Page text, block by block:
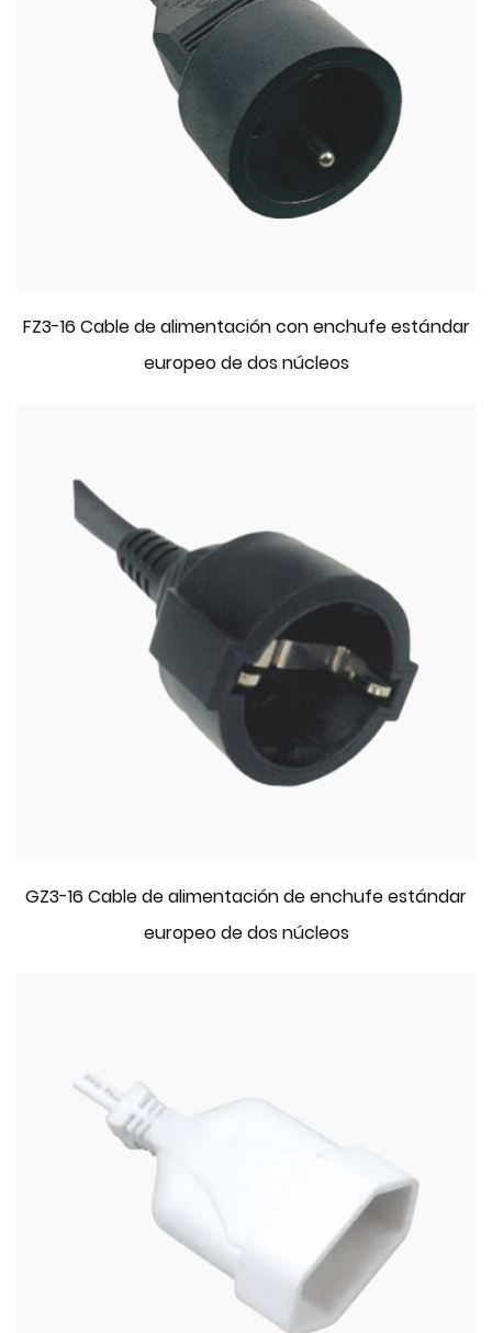
FZ3-16 Cable de alimentación con enchufe estándar
europeo de dos núcleos
GZ3-16 Cable de alimentación de enchufe estándar
europeo de dos núcleos